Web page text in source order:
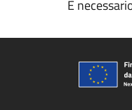
È